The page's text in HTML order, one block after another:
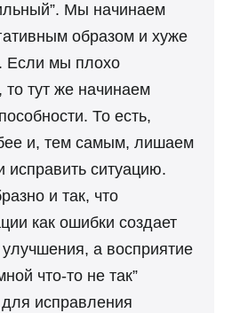
Мы начинаем
образом и хуже
Если мы плохо
то тут же начинаем
То есть,
и, тем самым, лишаем
исправить ситуацию.
и так, что
как ошибки создает
а восприятие
что-то не так”
исправления